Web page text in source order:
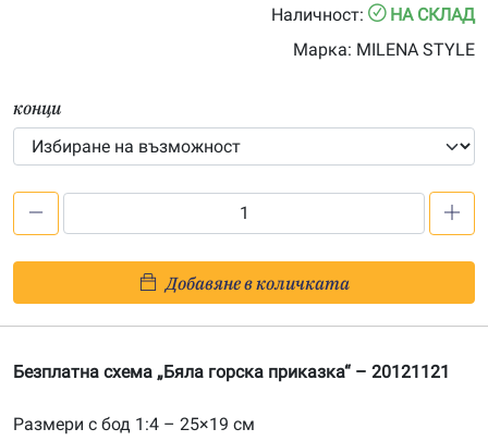
through
Наличност:
НА СКЛАД
Марка: MILENA STYLE
конци
схема
„Бяла
приказка"
Добавяне в количката
Безплатна схема „Бяла горска приказка“ – 20121121
Размери с бод 1:4 – 25×19 см